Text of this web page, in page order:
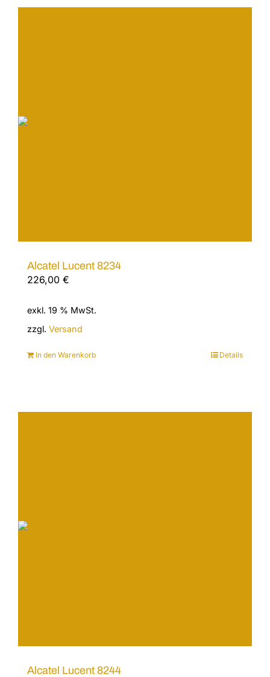
Alcatel Lucent 8234
226,00 €
exkl. 19 % MwSt.
zzgl. Versand
In den Warenkorb Details
Alcatel Lucent 8244